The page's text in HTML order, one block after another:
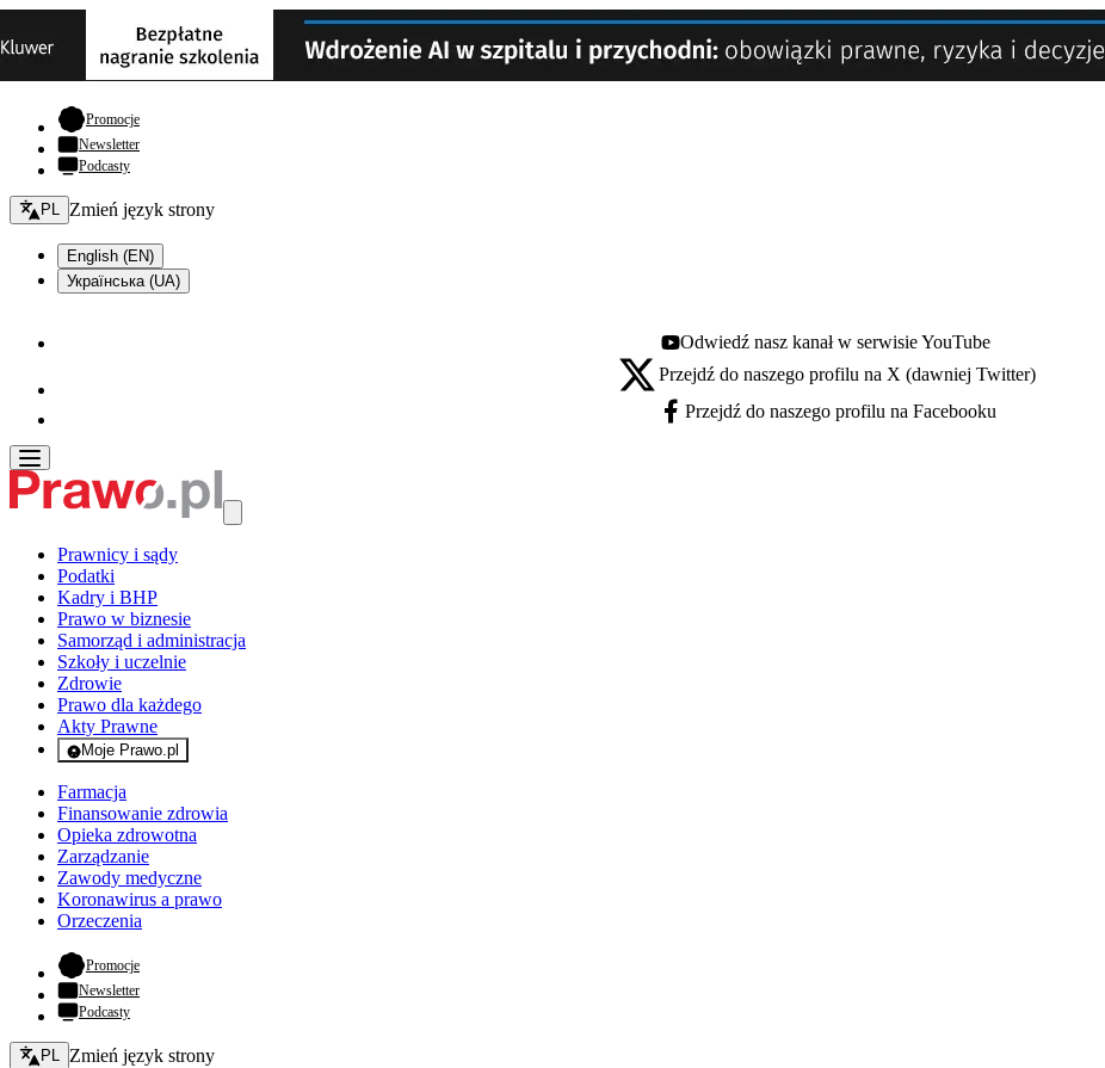
Promocje- otwiera się w nowej karcie
Newsletter
Podcasty
Zmień język - bieżący:
PL Zmień język strony
English (EN)
Українська (UA)
Youtube - otwiera się w nowej karcie
Odwiedź nasz kanał w serwisie YouTube
X - otwiera się w nowej karcie
Przejdź do naszego profilu na X (dawniej Twitter)
Facebook - otwiera się w nowej karcie
Przejdź do naszego profilu na Facebooku
Prawnicy i sądy
Podatki
Kadry i BHP
Prawo w biznesie
Samorząd i administracja
Szkoły i uczelnie
Zdrowie
Prawo dla każdego
Akty Prawne
Moje Prawo.pl
- rejestracja i logowanie do serwisu
Farmacja
Finansowanie zdrowia
Opieka zdrowotna
Zarządzanie
Zawody medyczne
Koronawirus a prawo
Orzeczenia
Promocje- otwiera się w nowej karcie
Newsletter
Podcasty
Zmień język - bieżący:
PL Zmień język strony